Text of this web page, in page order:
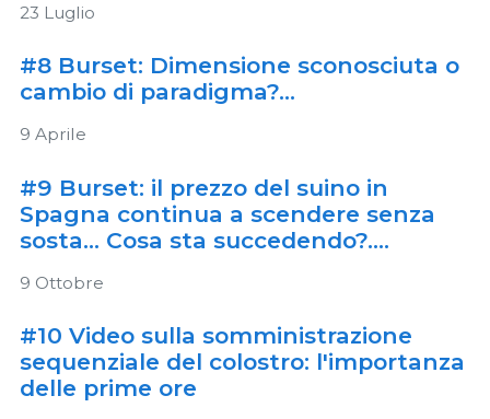
23 Luglio
#8 Burset: Dimensione sconosciuta o
cambio di paradigma?...
9 Aprile
#9 Burset: il prezzo del suino in
Spagna continua a scendere senza
sosta... Cosa sta succedendo?....
9 Ottobre
#10 Video sulla somministrazione
sequenziale del colostro: l'importanza
delle prime ore